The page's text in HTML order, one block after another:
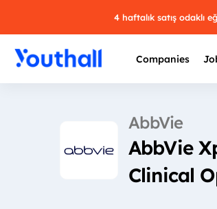
4 haftalık satış odaklı
Companies
AbbVie
AbbVie
Clinical